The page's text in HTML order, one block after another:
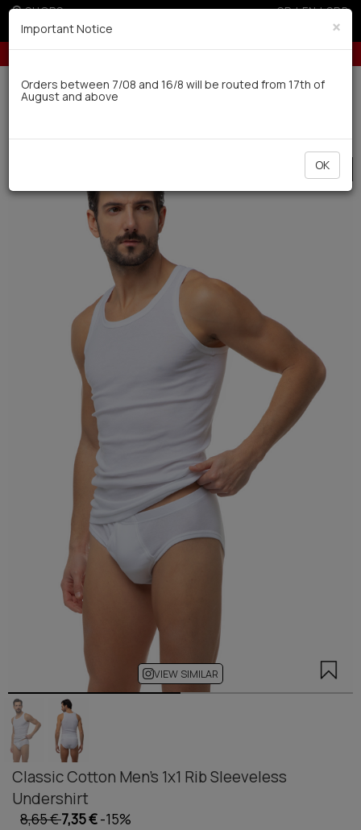
SHOPS GR|EN|SRB
installments with credit cards for orders over 50€ Up to 6 interest-
Delivery in 7-9 working days via UPS
SALE
VIEW SIMILAR
Classic Cotton Men's 1x1 Rib Sleeveless
Undershirt
8,65 €7,35 €-15%
×
Important Notice
Orders between 7/08 and 16/8 will be routed from 17th of
August and above
OK